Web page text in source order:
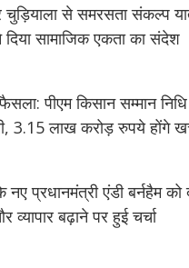
चुड़ियाला से समरसता संकल्प
दिया सामाजिक एकता का संदेश
पीएम किसान सम्मान
3.15 लाख करोड़ रुपये होंगे
नए प्रधानमंत्री एंडी बर्नहैम को
व्यापार बढ़ाने पर हुई चर्चा